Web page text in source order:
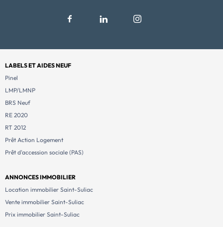
LABELS ET AIDES NEUF
Pinel
LMP/LMNP
BRS Neuf
RE 2020
RT 2012
Prêt Action Logement
Prêt d'accession sociale (PAS)
ANNONCES IMMOBILIER
Location immobilier Saint-Suliac
Vente immobilier Saint-Suliac
Prix immobilier Saint-Suliac